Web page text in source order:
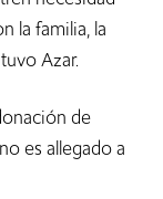
la familia, la
Azar.
de
es allegado a